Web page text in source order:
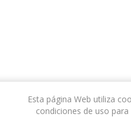
Esta página Web utiliza
condiciones de uso